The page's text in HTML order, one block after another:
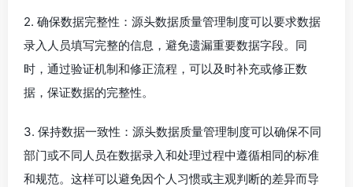
2. 确保数据完整性：源头数据质量管理制度可以要求数据
录入人员填写完整的信息，避免遗漏重要数据字段。同
时，通过验证机制和修正流程，可以及时补充或修正数
据，保证数据的完整性。
3. 保持数据一致性：源头数据质量管理制度可以确保不同
部门或不同人员在数据录入和处理过程中遵循相同的标准
和规范。这样可以避免因个人习惯或主观判断的差异而导